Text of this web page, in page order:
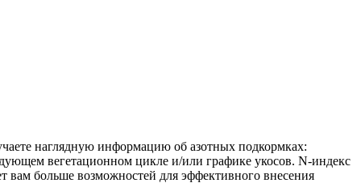
наглядную информацию об азотных подкормках:
вегетационном цикле и/или графике укосов. N-индекс
вам больше возможностей для эффективного внесения